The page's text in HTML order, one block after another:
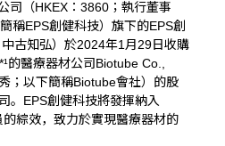
司（HKEX：3860；執行董事
稱EPS創健科技）旗下的EPS創
古知弘）於2024年1月29日收購
的醫療器材公司Biotube Co.,
；以下簡稱Biotube會社）的股
。EPS創健科技將發揮納入
綜效，致力於實現醫療器材的